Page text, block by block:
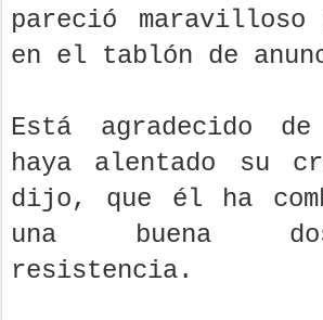
pareció
en el tablón de
Está agradecido
haya alentado su
dijo, que él ha
una buena
resistencia.